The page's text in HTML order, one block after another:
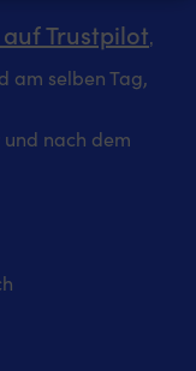
Trustpilot‚
am selben Tag,
nach dem